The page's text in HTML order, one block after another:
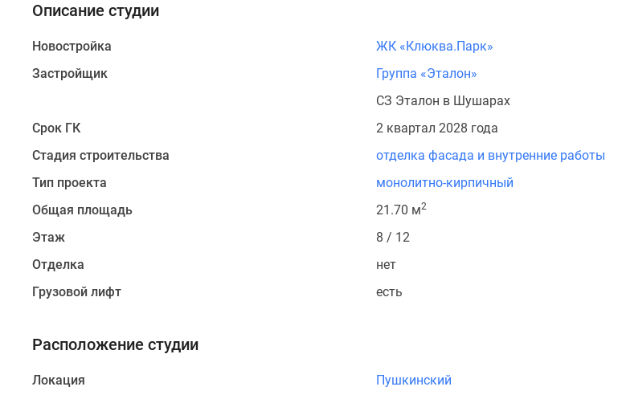
Описание студии
Новостройка
ЖК «Клюква.Парк»
Застройщик
Группа «Эталон»
СЗ Эталон в Шушарах
Срок ГК
2 квартал 2028 года
Стадия строительства
отделка фасада и внутренние работы
Тип проекта
монолитно-кирпичный
Общая площадь
21.70 м2
Этаж
8 / 12
Отделка
нет
Грузовой лифт
есть
Расположение студии
Локация
Пушкинский